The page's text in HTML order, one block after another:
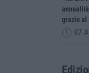
grazie al
07